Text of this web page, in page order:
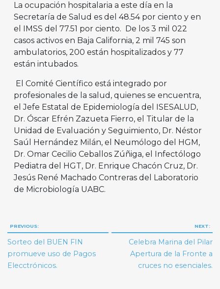
La ocupación hospitalaria a este día en la
Secretaría de Salud es del 48.54 por ciento y en
el IMSS del 77.51 por ciento. De los 3 mil 022
casos activos en Baja California, 2 mil 745 son
ambulatorios, 200 están hospitalizados y 77
están intubados.
El Comité Científico está integrado por
profesionales de la salud, quienes se encuentra,
el Jefe Estatal de Epidemiología del ISESALUD,
Dr. Óscar Efrén Zazueta Fierro, el Titular de la
Unidad de Evaluación y Seguimiento, Dr. Néstor
Saúl Hernández Milán, el Neumólogo del HGM,
Dr. Omar Cecilio Ceballos Zúñiga, el Infectólogo
Pediatra del HGT, Dr. Enrique Chacón Cruz, Dr.
Jesús René Machado Contreras del Laboratorio
de Microbiología UABC.
Navegación
de
entradas
PREVIOUS:
Sorteo del BUEN FIN
promueve uso de Pagos
Elecctrónicos.
NEXT:
Celebra Marina del Pilar
Apertura de la Fronte a
cruces no esenciales.